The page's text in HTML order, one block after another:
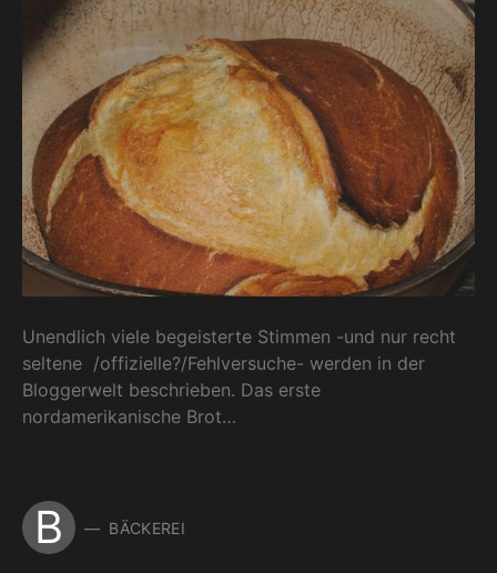
Unendlich viele begeisterte Stimmen -und nur recht
seltene /offizielle?/Fehlversuche- werden in der
Bloggerwelt beschrieben. Das erste
nordamerikanische Brot…
B BÄCKEREI